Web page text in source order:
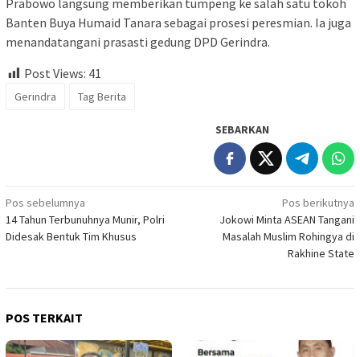
Banten Buya Humaid Tanara sebagai prosesi peresmian. Ia juga
menandatangani prasasti gedung DPD Gerindra.
Post Views: 41
Gerindra Tag Berita
SEBARKAN
Navigasi
pos
Pos sebelumnya
14 Tahun Terbunuhnya Munir, Polri
Didesak Bentuk Tim Khusus
Pos berikutnya
Jokowi Minta ASEAN Tangani
Masalah Muslim Rohingya di
Rakhine State
POS TERKAIT